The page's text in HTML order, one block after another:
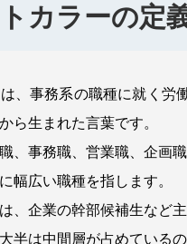
カラーの定
、事務系の職種に就く労
ら生まれた言葉です。
、事務職、営業職、企画
幅広い職種を指します。
、企業の幹部候補生など
半は中間層が占めているの